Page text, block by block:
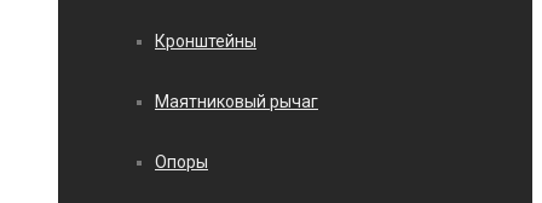
Кронштейны
Маятниковый рычаг
Опоры